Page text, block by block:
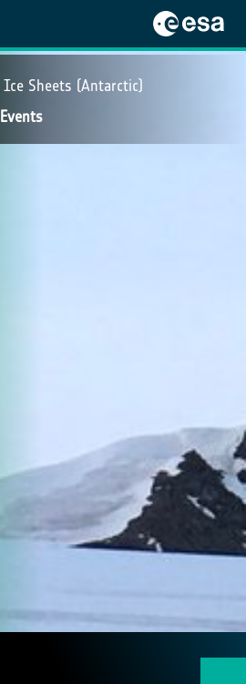
Ice Sheets (Antarctic)
Events